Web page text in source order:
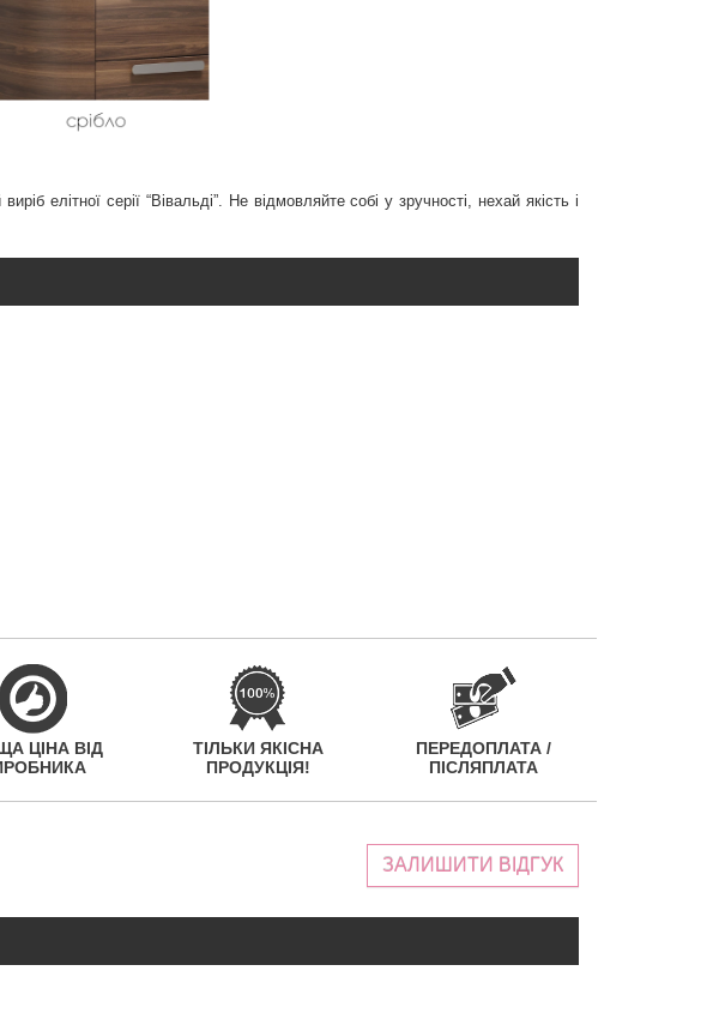
елітної серії “Вівальді”. Не відмовляйте собі у зручності, нехай якість і
ЦІНА ВІД
ТІЛЬКИ ЯКІСНА
ПРОДУКЦІЯ!
ПЕРЕДОПЛАТА /
ПІСЛЯПЛАТА
ЗАЛИШИТИ ВІДГУК